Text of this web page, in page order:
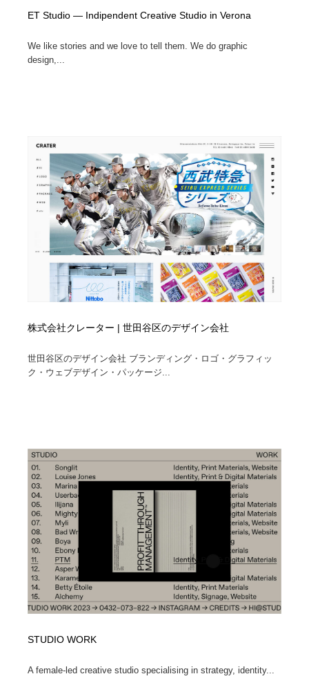
ET Studio — Indipendent Creative Studio in Verona
We like stories and we love to tell them. We do graphic
design,...
株式会社クレーター | 世田谷区のデザイン会社
世田谷区のデザイン会社 ブランディング・ロゴ・グラフィッ
ク・ウェブデザイン・パッケージ...
STUDIO WORK
A female-led creative studio specialising in strategy, identity...